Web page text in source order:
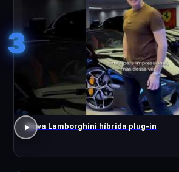
3
Nova Lamborghini híbrida plug-in